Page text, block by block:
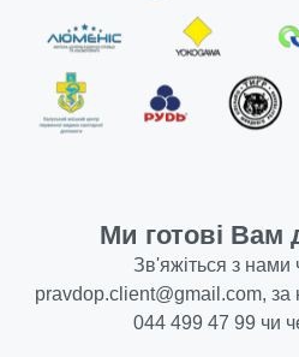
Ми готові Вам
Зв'яжіться з нами
pravdop.client@gmail.com, за
044 499 47 99 чи